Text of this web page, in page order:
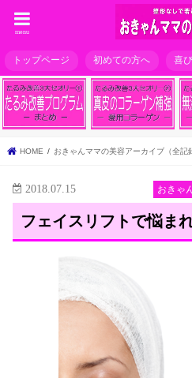
menu
トップページ 初めての方へ 喜
HOME おきゃんママの美容アーカイブ（全記
おきゃ
2018.07.15
フェイスリフトで悩ま